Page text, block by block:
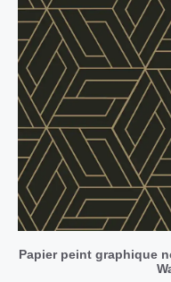
Papier peint graphique